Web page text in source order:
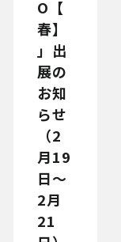
O【
春】
」出
展の
お知
らせ
（2
月19
日～
2月
21